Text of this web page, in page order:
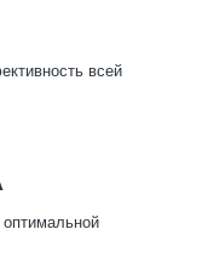
всей